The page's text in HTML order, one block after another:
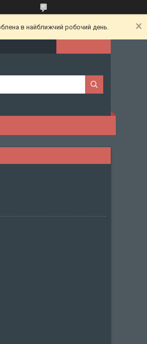
в найближчий робочий день.